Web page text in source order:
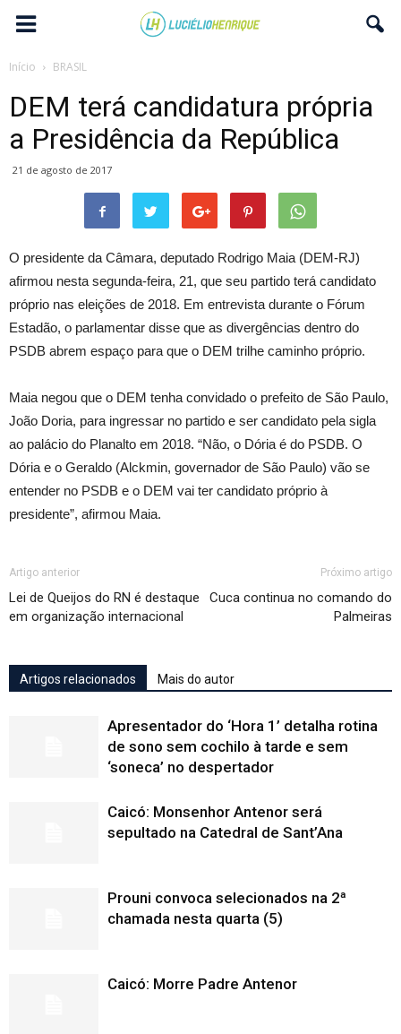
Início BRASIL
DEM terá candidatura própria
a Presidência da República
21 de agosto de 2017
O presidente da Câmara, deputado Rodrigo Maia (DEM-RJ)
afirmou nesta segunda-feira, 21, que seu partido terá candidato
próprio nas eleições de 2018. Em entrevista durante o Fórum
Estadão, o parlamentar disse que as divergências dentro do
PSDB abrem espaço para que o DEM trilhe caminho próprio.
Maia negou que o DEM tenha convidado o prefeito de São Paulo,
João Doria, para ingressar no partido e ser candidato pela sigla
ao palácio do Planalto em 2018. “Não, o Dória é do PSDB. O
Dória e o Geraldo (Alckmin, governador de São Paulo) vão se
entender no PSDB e o DEM vai ter candidato próprio à
presidente”, afirmou Maia.
Artigo anterior
Lei de Queijos do RN é destaque
em organização internacional
Próximo artigo
Cuca continua no comando do
Palmeiras
Artigos relacionados Mais do autor
Apresentador do ‘Hora 1’ detalha rotina
de sono sem cochilo à tarde e sem
‘soneca’ no despertador
Caicó: Monsenhor Antenor será
sepultado na Catedral de Sant’Ana
Prouni convoca selecionados na 2ª
chamada nesta quarta (5)
Caicó: Morre Padre Antenor